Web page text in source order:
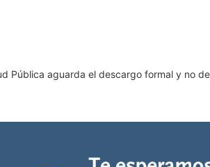
Pública aguarda el descargo formal y no